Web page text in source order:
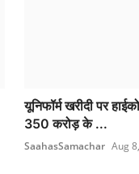
यूनिफॉर्म खरीदी पर
350 करोड़ के ...
SaahasSamachar Aug